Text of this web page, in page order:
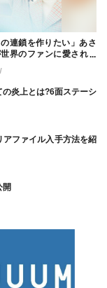
の連鎖を作りたい」あさ
界のファンに愛される
の炎上とは?6面ステーシ
ファイル入手方法を紹
開